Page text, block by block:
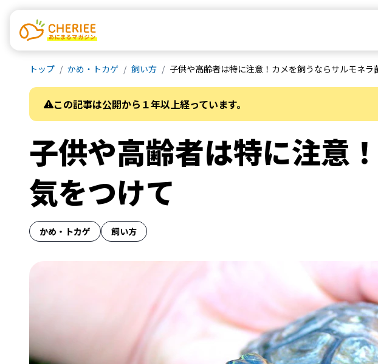
トップ かめ・トカゲ 飼い方 子供や高齢者は特に注意！カメを飼うならサルモネラ
この記事は公開から１年以上経っています。
子供や高齢者は特に注意
気をつけて
かめ・トカゲ 飼い方